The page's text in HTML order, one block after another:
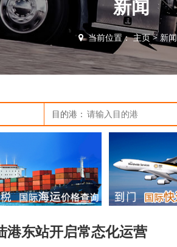
新闻
当前位置：主页>新闻
目的港：
港东站开启常态化运营